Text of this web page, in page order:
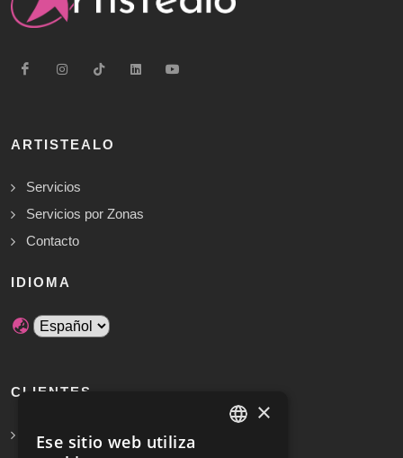
ARTISTEALO
Servicios
Servicios por Zonas
Contacto
IDIOMA
CLIENTES
Solicita Presupuesto Gratis
×
Ese sitio web utiliza